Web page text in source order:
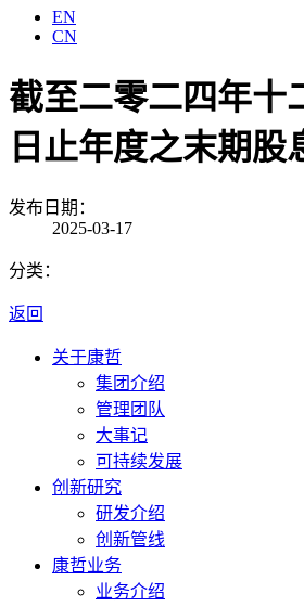
EN
CN
截至二零二四年十
日止年度之末期股
发布日期：
2025-03-17
分类：
返回
关于康哲
集团介绍
管理团队
大事记
可持续发展
创新研究
研发介绍
创新管线
康哲业务
业务介绍